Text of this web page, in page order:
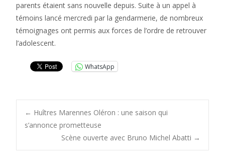
parents étaient sans nouvelle depuis. Suite à un appel à
témoins lancé mercredi par la gendarmerie, de nombreux
témoignages ont permis aux forces de l’ordre de retrouver
l’adolescent.
WhatsApp
Post
navigation
← Huîtres Marennes Oléron : une saison qui
s’annonce prometteuse
Scène ouverte avec Bruno Michel Abatti →